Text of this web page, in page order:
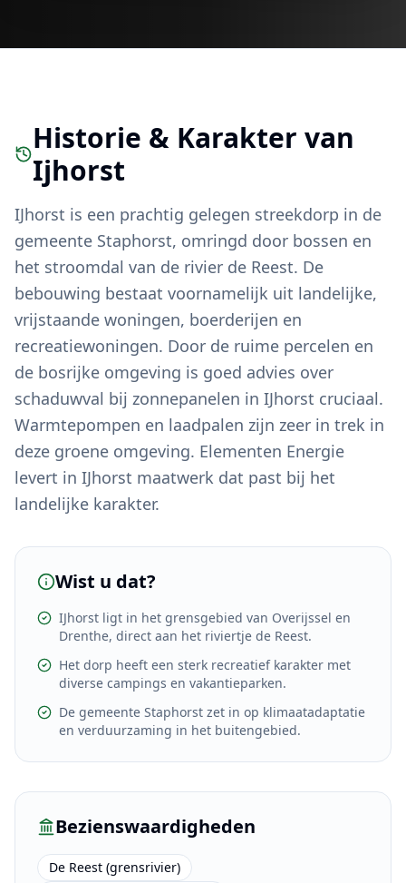
Historie & Karakter van
Ijhorst
IJhorst is een prachtig gelegen streekdorp in de
gemeente Staphorst, omringd door bossen en
het stroomdal van de rivier de Reest. De
bebouwing bestaat voornamelijk uit landelijke,
vrijstaande woningen, boerderijen en
recreatiewoningen. Door de ruime percelen en
de bosrijke omgeving is goed advies over
schaduwval bij zonnepanelen in IJhorst cruciaal.
Warmtepompen en laadpalen zijn zeer in trek in
deze groene omgeving. Elementen Energie
levert in IJhorst maatwerk dat past bij het
landelijke karakter.
Wist u dat?
IJhorst ligt in het grensgebied van Overijssel en
Drenthe, direct aan het riviertje de Reest.
Het dorp heeft een sterk recreatief karakter met
diverse campings en vakantieparken.
De gemeente Staphorst zet in op klimaatadaptatie
en verduurzaming in het buitengebied.
Bezienswaardigheden
De Reest (grensrivier)